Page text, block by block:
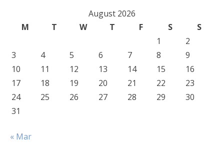
August 2026
M
T W T F S
S
1
2
3
4 5 6 7 8
9
10
11 12 13 14 15
16
17
18 19 20 21 22
23
24
25 26 27 28 29
30
31
« Mar